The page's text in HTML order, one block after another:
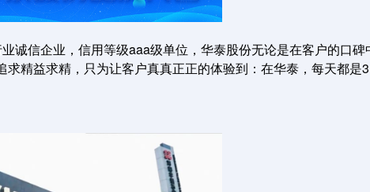
诚信企业，信用等级aaa级单位，华泰股份无论是在客户的口碑
精益求精，只为让客户真真正正的体验到：在华泰，每天都是